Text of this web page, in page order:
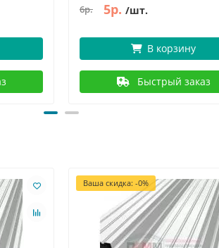
6р. 5р. /шт.
В корзину
Быстрый заказ
Ваша скидка: -0%